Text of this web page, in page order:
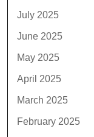
July 2025
June 2025
May 2025
April 2025
March 2025
February 2025